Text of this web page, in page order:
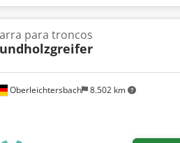
Oberleichtersbach 8.502 km
para troncos